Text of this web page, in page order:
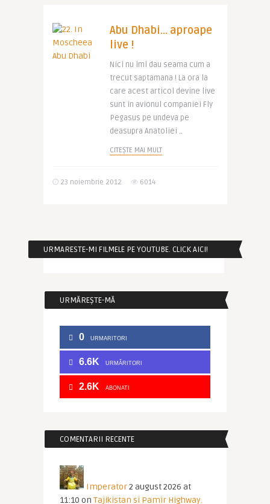
Abu Dhabi… aproape
live !
Nici nu imi dau seama cum a
trecut saptamana ! La ora la
care acest articol devine live
sunt in avionul companiei Fly
Pegasus pe undeva pe
deasupra Anatoliei ..
CITEȘTE MAI MULT
23 noiembrie 2012 6014
URMARESTE-MI FILMELE PE YOUTUBE. CLICK AICI!
URMĂREȘTE-MĂ
0 URMARITORI
6.6K URMĂRITORI
2.6K ABONATI
COMENTARII RECENTE
Imperator2 august 2026 at
11:10 on Tajikistan si Pamir Highway.